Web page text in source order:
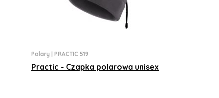
Polary PRACTIC 519
Practic - Czapka polarowa unisex